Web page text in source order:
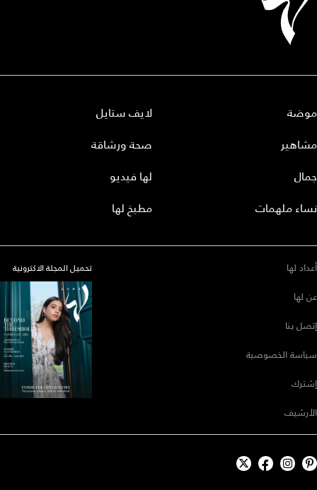
موضة
مشاهير
جمال
نساء ملهمات
لايف ستايل
صحة ورشاقة
لها فيديو
مطبخ لها
أعداد لها
عن لها
إتصل بنا
سياسة الخصوصية
إشترك
الأرشيف
تحميل المجلة الاكترونية